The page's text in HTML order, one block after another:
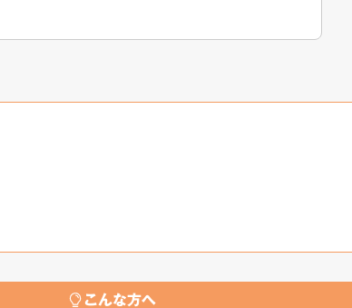
こんな方へ